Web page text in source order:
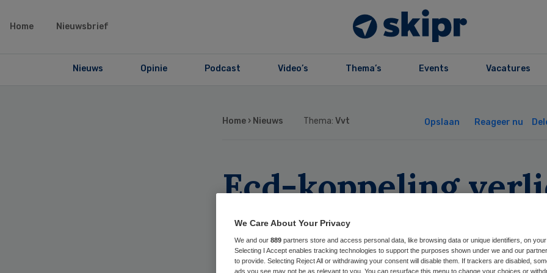
Home Nieuwsbrief
Nieuws Opinie Podcast Video’s Thema’s Events Vacatures
Home › Nieuws Thema:Vvt Opslaan Reageer nu
Ecd-koppeling
regeldruk Laurens-
medewerkers
We Care About Your Privacy
We and our 889 partners store and access personal data, like browsing data or unique identifiers, on
Selecting I Accept enables tracking technologies to support the purposes shown under we and our
to provide. Selecting Reject All or withdrawing your consent will disable them. If trackers are disabled,
ads you see may not be as relevant to you. You can resurface this menu to change your choices or